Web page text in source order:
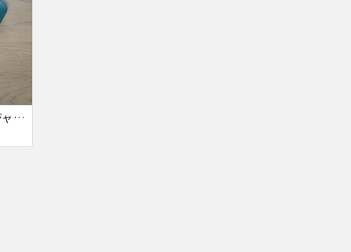
iPhone13 グリーン ジャンク